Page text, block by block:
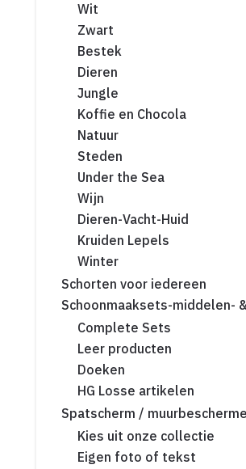
Wit
Zwart
Bestek
Dieren
Jungle
Koffie en Chocola
Natuur
Steden
Under the Sea
Wijn
Dieren-Vacht-Huid
Kruiden Lepels
Winter
Schorten voor iedereen
Schoonmaaksets-middelen-
Complete Sets
Leer producten
Doeken
HG Losse artikelen
Spatscherm /
Kies uit onze collectie
Eigen foto of tekst